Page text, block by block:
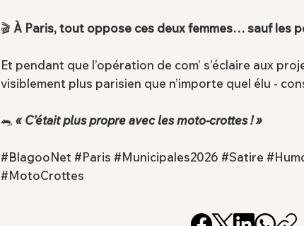
🎬 À Paris, tout oppose ces deux femmes… sauf les
Et pendant que l’opération de com’ s’éclaire aux
visiblement plus parisien que n’importe quel élu -
🐀 « C’était plus propre avec les moto-crottes ! »
#BlagooNet #Paris #Municipales2026 #Satire
#MotoCrottes